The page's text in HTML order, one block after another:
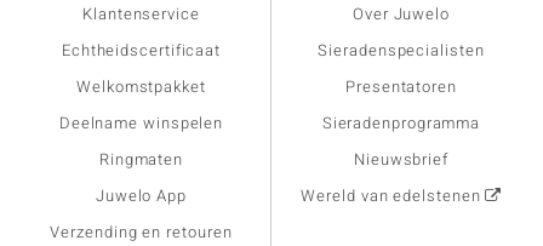
Klantenservice
Echtheidscertificaat
Welkomstpakket
Deelname winspelen
Ringmaten
Juwelo App
Verzending en retouren
Over Juwelo
Sieradenspecialisten
Presentatoren
Sieradenprogramma
Nieuwsbrief
Wereld van edelstenen